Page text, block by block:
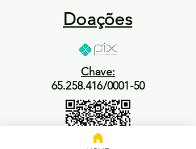
Doações
Chave:
65.258.416/0001-50